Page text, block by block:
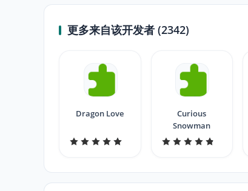
更多来自该开发者 (2342)
Dragon Love
Curious
Snowman